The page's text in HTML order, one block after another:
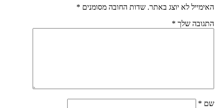
האימייל לא יוצג באתר. שדות החובה מסומנים *
התגובה שלך *
שם *